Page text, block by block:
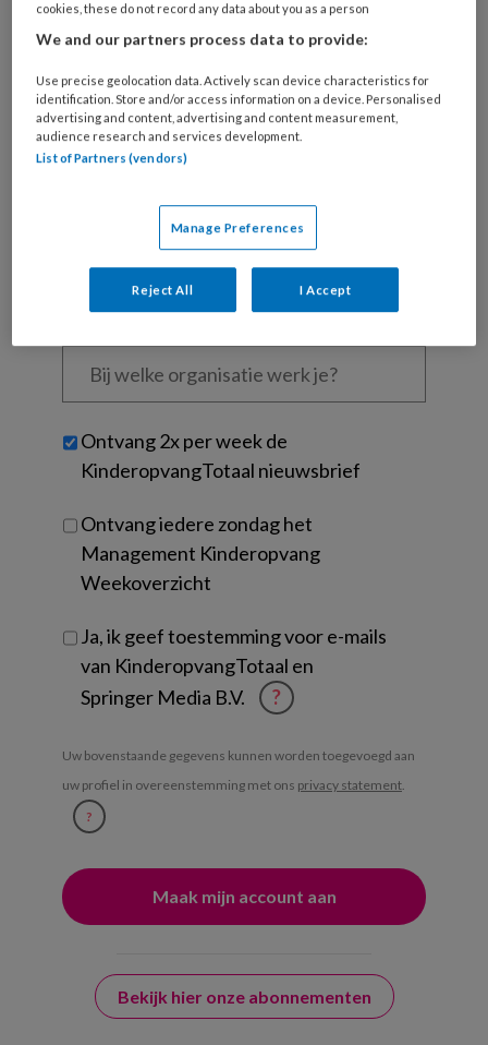
Al een account of abonnement?Log dan in
Wat
is
je
e-
Kies
wachtwoord* *
functie *
Bij
welke
je?
Untitled
Ontvang 2x per week de
KinderopvangTotaal nieuwsbrief
Ontvang iedere zondag het
Management Kinderopvang
Weekoverzicht
Ja, ik geef toestemming voor e-mails
van KinderopvangTotaal en
Springer Media B.V.
?
Uw bovenstaande gegevens kunnen worden toegevoegd aan
uw profiel in overeenstemming met ons privacy statement.
?
Bekijk hier onze abonnementen
cookies, these do not record any data about you as a person
We and our partners process data to provide:
Use precise geolocation data. Actively scan device characteristics for
identification. Store and/or access information on a device. Personalised
advertising and content, advertising and content measurement,
audience research and services development.
List of Partners (vendors)
Manage Preferences
Reject All I Accept